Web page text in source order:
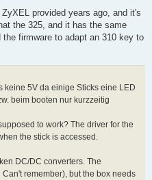
provided years ago, and it's
the 325, and it has the same
firmware to adapt an 310 key to
keine 5V da einige Sticks eine LED
beim booten nur kurzzeitig
to work? The driver for the
the stick is accessed.
DC/DC converters. The
remember), but the box needs